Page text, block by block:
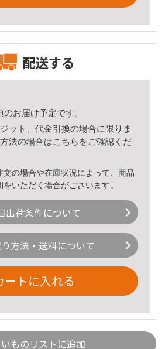
配送する
のお届け予定です。
ット、代金引換の場合に限りま
法の場合はこちら をご確認くだ
の場合や在庫状況によって、商品
いただく場合がございます。
出荷条件について
方法・送料について
ートに入れる
ものリストに追加